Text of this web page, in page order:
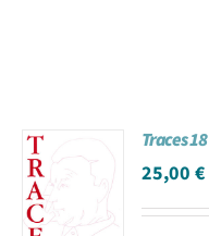
Traces 18
25,00€